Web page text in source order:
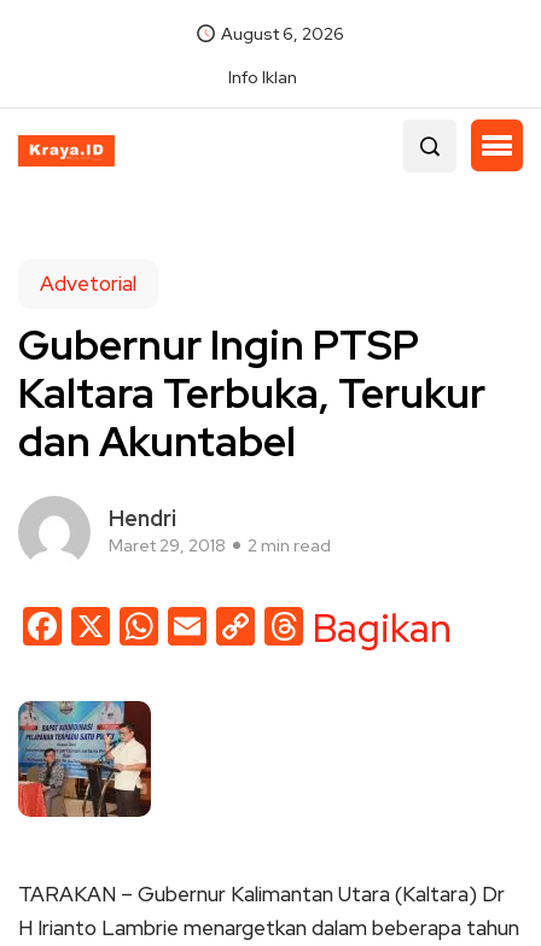
August 6, 2026
Info Iklan
Advetorial
Gubernur Ingin PTSP
Kaltara Terbuka, Terukur
dan Akuntabel
Hendri
Maret 29, 2018 2 min read
Facebook
X WhatsApp
EmailCopyThreads
Bagikan
TARAKAN – Gubernur Kalimantan Utara (Kaltara) Dr
H Irianto Lambrie menargetkan dalam beberapa tahun